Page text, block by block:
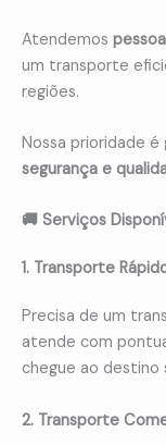
Atendemos
um transporte
regiões.
Nossa prioridade é
segurança e
🚚 Serviços
1. Transporte
Precisa de um
atende com
chegue ao destino
2. Transporte